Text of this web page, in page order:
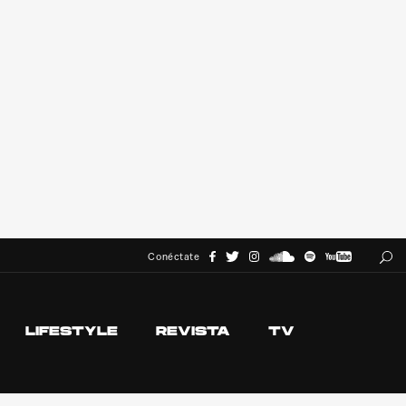
Conéctate
LIFESTYLE REVISTA TV